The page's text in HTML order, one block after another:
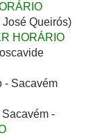
Queirós)
HORÁRIO
- Sacavém
-